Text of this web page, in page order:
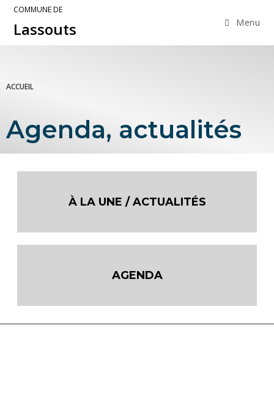
COMMUNE DE
Lassouts Menu
ACCUEIL
Agenda, actualités
À LA UNE / ACTUALITÉS
AGENDA